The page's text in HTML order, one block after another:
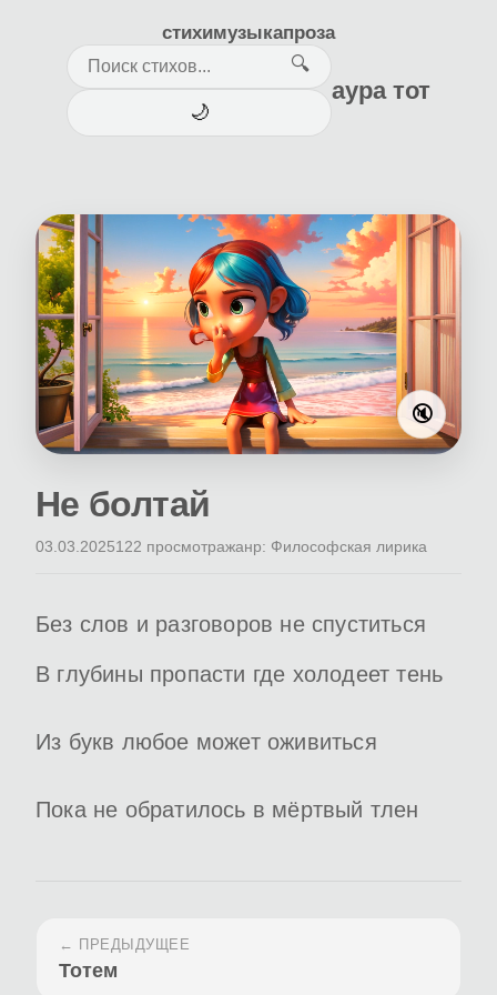
стихимузыкапроза
🔍
🌙
аура тот
🔇
Не болтай
03.03.2025122 просмотражанр: Философская лирика
Без слов и разговоров не спуститься
В глубины пропасти где холодеет тень
Из букв любое может оживиться
Пока не обратилось в мёртвый тлен
← ПРЕДЫДУЩЕЕ
Тотем